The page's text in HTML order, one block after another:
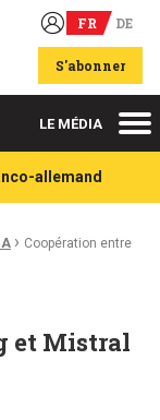
FR DE
S'abonner
LE MÉDIA
allemand
IA › Coopération entre
et Mistral